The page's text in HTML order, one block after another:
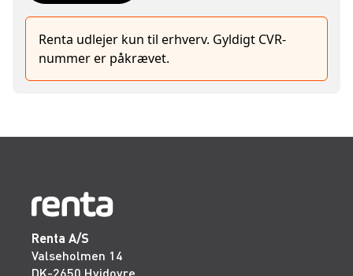
Renta udlejer kun til erhverv. Gyldigt CVR-
nummer er påkrævet.
Renta A/S
Valseholmen 14
DK-2650 Hvidovre